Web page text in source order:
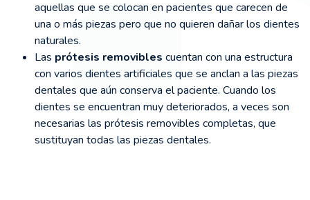
aquellas que se colocan en pacientes que carecen de
una o más piezas pero que no quieren dañar los dientes
naturales.
Las prótesis removibles cuentan con una estructura
con varios dientes artificiales que se anclan a las piezas
dentales que aún conserva el paciente. Cuando los
dientes se encuentran muy deteriorados, a veces son
necesarias las prótesis removibles completas, que
sustituyan todas las piezas dentales.